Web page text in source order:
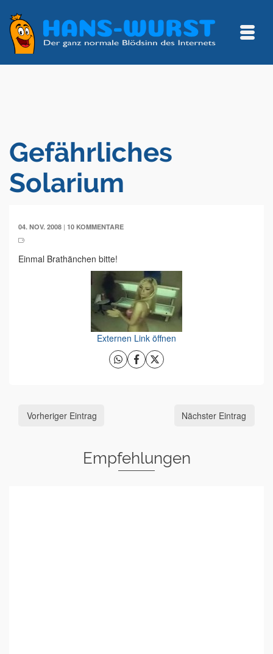
Gefährliches
Solarium
04. NOV. 2008 | 10 KOMMENTARE
Einmal Brathänchen bitte!
Externen Link öffnen
Vorheriger Eintrag Nächster Eintrag
Empfehlungen